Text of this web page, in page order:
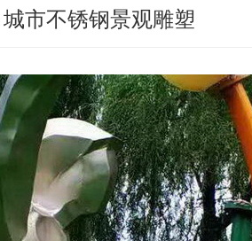
城市不锈钢景观雕塑